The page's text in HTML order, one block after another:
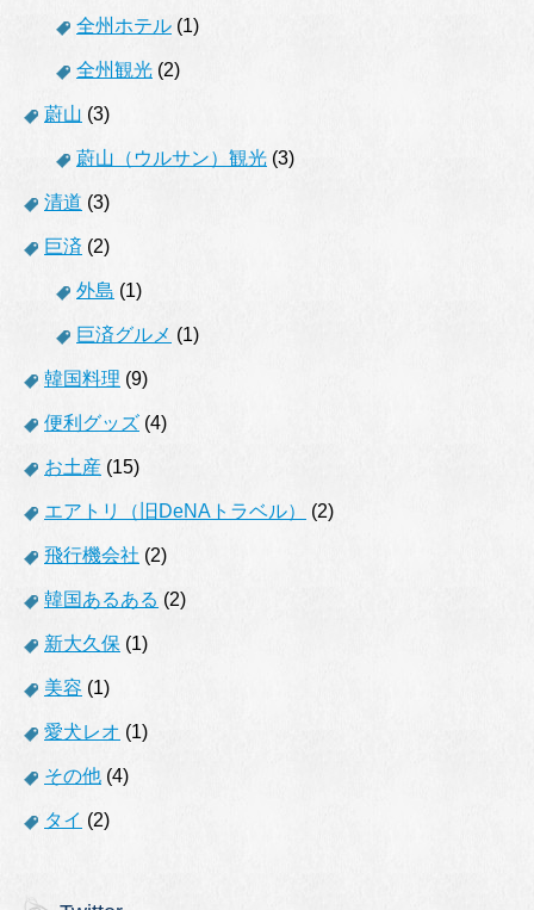
全州ホテル (1)
全州観光 (2)
蔚山 (3)
蔚山（ウルサン）観光 (3)
清道 (3)
巨済 (2)
外島 (1)
巨済グルメ (1)
韓国料理 (9)
便利グッズ (4)
お土産 (15)
エアトリ（旧DeNAトラベル） (2)
飛行機会社 (2)
韓国あるある (2)
新大久保 (1)
美容 (1)
愛犬レオ (1)
その他 (4)
タイ (2)